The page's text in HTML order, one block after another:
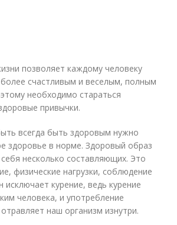
позволяет каждому человеку
счастливым и веселым, полным
необходимо стараться
привычки.
всегда быть здоровым нужно
здоровье в норме. Здоровый образ
несколько составляющих. Это
физические нагрузки, соблюдение
исключает курение, ведь курение
человека, и употребление
наш организм изнутри.